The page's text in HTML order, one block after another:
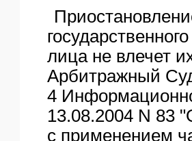
лица не влечет
Арбитражный
4
13.08.2004 N 83
с применением